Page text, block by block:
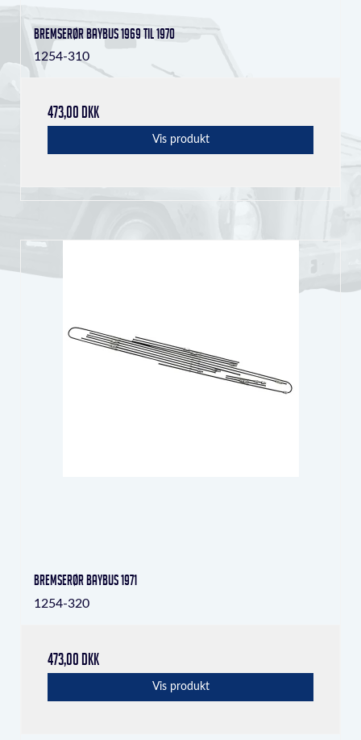
Bremserør Baybus 1969 til 1970
1254-310
473,00 DKK
Vis produkt
Bremserør Baybus 1971
1254-320
473,00 DKK
Vis produkt